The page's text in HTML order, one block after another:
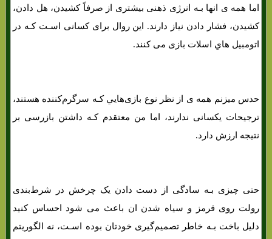
اما همه ی انها بـه انرژی ذهنی بیشتری از صرفاً کشیدن، هل دادن،
کشیدن، فشار دادن نیاز دارند. این روال برای کسانی اسـت کـه در
اتومبیل هاي‌ اسلات بازی می کنند.
حدس میزنم همه ی از نظر نوع بازی‌هایي کـه سرگرم‌کننده هستند،
ترجیحات یکسانی ندارند، اما من معتقدم کـه داشتن بازرسی بر
نتیجه ارزش دارد.
حتی چیزی بـه سادگی از دست دادن یک چرخش در شرط‌بندی
رولت روی قرمز و سیاه شدن ان باعث می شود احساس کنید
دلیل باخت بـه خاطر تصمیم‌گیری خودتان بوده اسـت، نه الگوریتم